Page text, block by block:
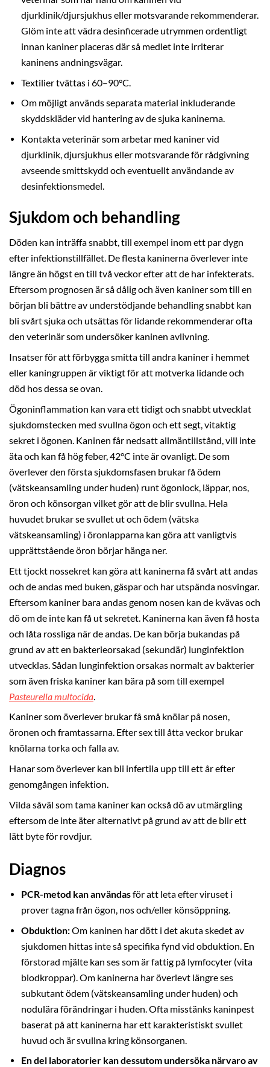
djurklinik/djursjukhus eller motsvarande rekommenderar.
Glöm inte att vädra desinficerade utrymmen ordentligt
innan kaniner placeras där så medlet inte irriterar
kaninens andningsvägar.
Textilier tvättas i 60–90°C.
Om möjligt används separata material inkluderande
skyddskläder vid hantering av de sjuka kaninerna.
Kontakta veterinär som arbetar med kaniner vid
djurklinik, djursjukhus eller motsvarande för rådgivning
avseende smittskydd och eventuellt användande av
desinfektionsmedel.
Sjukdom och behandling
Döden kan inträffa snabbt, till exempel inom ett par dygn
efter infektionstillfället. De flesta kaninerna överlever inte
längre än högst en till två veckor efter att de har infekterats.
Eftersom prognosen är så dålig och även kaniner som till en
början bli bättre av understödjande behandling snabbt kan
bli svårt sjuka och utsättas för lidande rekommenderar ofta
den veterinär som undersöker kaninen avlivning.
Insatser för att förbygga smitta till andra kaniner i hemmet
eller kaningruppen är viktigt för att motverka lidande och
död hos dessa se ovan.
Ögoninflammation kan vara ett tidigt och snabbt utvecklat
sjukdomstecken med svullna ögon och ett segt, vitaktig
sekret i ögonen. Kaninen får nedsatt allmäntillstånd, vill inte
äta och kan få hög feber, 42°C inte är ovanligt. De som
överlever den första sjukdomsfasen brukar få ödem
(vätskeansamling under huden) runt ögonlock, läppar, nos,
öron och könsorgan vilket gör att de blir svullna. Hela
huvudet brukar se svullet ut och ödem (vätska
vätskeansamling) i öronlapparna kan göra att vanligtvis
upprättstående öron börjar hänga ner.
Ett tjockt nossekret kan göra att kaninerna få svårt att andas
och de andas med buken, gäspar och har utspända nosvingar.
Eftersom kaniner bara andas genom nosen kan de kvävas och
dö om de inte kan få ut sekretet. Kaninerna kan även få hosta
och låta rossliga när de andas. De kan börja bukandas på
grund av att en bakterieorsakad (sekundär) lunginfektion
utvecklas. Sådan lunginfektion orsakas normalt av bakterier
som även friska kaniner kan bära på som till exempel
Pasteurella multocida.
Kaniner som överlever brukar få små knölar på nosen,
öronen och framtassarna. Efter sex till åtta veckor brukar
knölarna torka och falla av.
Hanar som överlever kan bli infertila upp till ett år efter
genomgången infektion.
Vilda såväl som tama kaniner kan också dö av utmärgling
eftersom de inte äter alternativt på grund av att de blir ett
lätt byte för rovdjur.
Diagnos
PCR-metod kan användasför att leta efter viruset i
prover tagna från ögon, nos och/eller könsöppning.
Obduktion:Om kaninen har dött i det akuta skedet av
sjukdomen hittas inte så specifika fynd vid obduktion. En
förstorad mjälte kan ses som är fattig på lymfocyter (vita
blodkroppar). Om kaninerna har överlevt längre ses
subkutant ödem (vätskeansamling under huden) och
nodulära förändringar i huden. Ofta misstänks kaninpest
baserat på att kaninerna har ett karakteristiskt svullet
huvud och är svullna kring könsorganen.
En del laboratorier kan dessutom undersöka närvaro av